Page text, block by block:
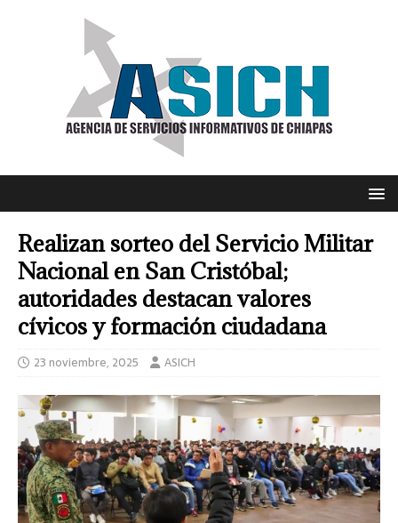
Realizan sorteo del Servicio Militar
Nacional en San Cristóbal;
autoridades destacan valores
cívicos y formación ciudadana
23 noviembre, 2025 ASICH